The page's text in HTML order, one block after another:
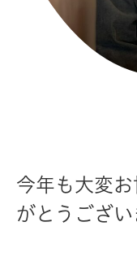
今年も大変
がとうござ